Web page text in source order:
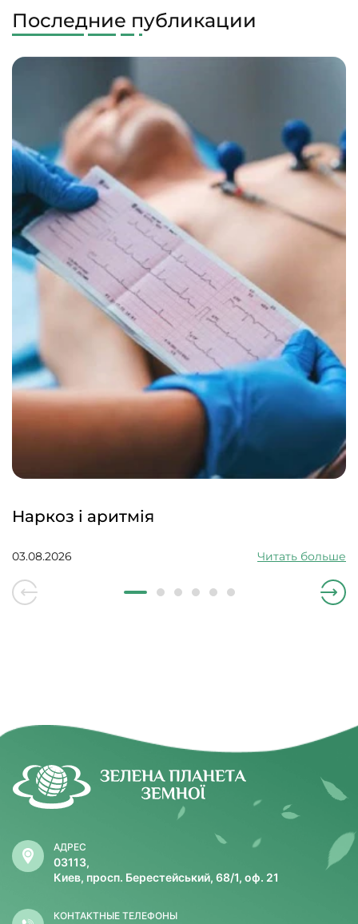
Последние публикации
Наркоз і аритмія
03.08.2026 Читать больше
АДРЕС
03113,
Киев, просп. Берестейський, 68/1, оф. 21
КОНТАКТНЫЕ ТЕЛЕФОНЫ